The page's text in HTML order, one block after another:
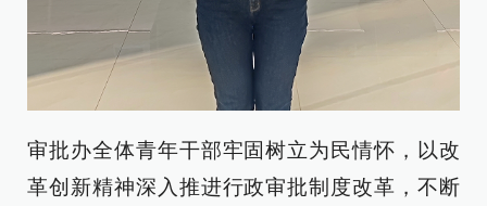
审批办全体青年干部牢固树立为民情怀，以改
革创新精神深入推进行政审批制度改革，不断